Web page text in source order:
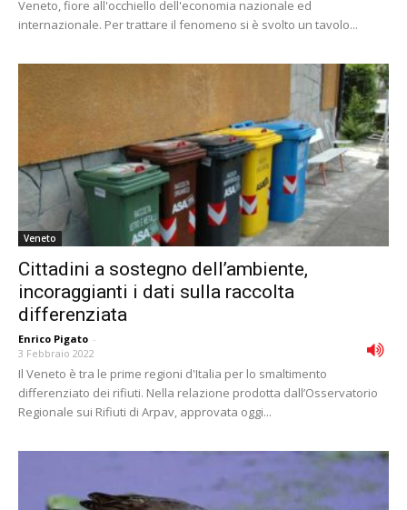
Veneto, fiore all'occhiello dell'economia nazionale ed
internazionale. Per trattare il fenomeno si è svolto un tavolo...
Veneto
Cittadini a sostegno dell’ambiente,
incoraggianti i dati sulla raccolta
differenziata
Enrico Pigato -
3 Febbraio 2022
Il Veneto è tra le prime regioni d'Italia per lo smaltimento
differenziato dei rifiuti. Nella relazione prodotta dall’Osservatorio
Regionale sui Rifiuti di Arpav, approvata oggi...